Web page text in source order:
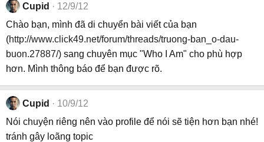
n
s
Cupid
12/9/12
Chào bạn, mình đã di chuyển bài viết của bạn
(http://www.click49.net/forum/threads/truong-ban_o-dau-
buon.27887/) sang chuyên mục "Who I Am" cho phù hợp
hơn. Mình thông báo để bạn được rõ.
Cupid
10/9/12
Nói chuyện riêng nên vào profile để nói sẽ tiện hơn bạn nhé!
tránh gây loãng topic